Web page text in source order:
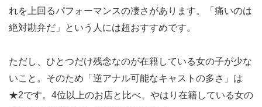
れを上回るパフォーマンスの凄さがあります。「痛いのは
絶対勘弁だ」という人には超おすすめです。
ただし、ひとつだけ残念なのが在籍している女の子が少な
いこと。そのため「逆アナル可能なキャストの多さ」は
★2です。4位以上のお店と比べ、やはり在籍している女の